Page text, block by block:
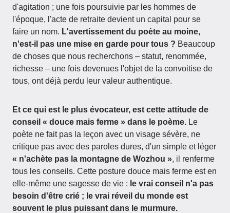
d'agitation ; une fois poursuivie par les hommes de
l'époque, l'acte de retraite devient un capital pour se
faire un nom. L'avertissement du poète au moine,
n'est-il pas une mise en garde pour tous ? Beaucoup
de choses que nous recherchons – statut, renommée,
richesse – une fois devenues l'objet de la convoitise de
tous, ont déjà perdu leur valeur authentique.
Et ce qui est le plus évocateur, est cette attitude de
conseil « douce mais ferme » dans le poème. Le
poète ne fait pas la leçon avec un visage sévère, ne
critique pas avec des paroles dures, d'un simple et léger
« n'achète pas la montagne de Wozhou », il renferme
tous les conseils. Cette posture douce mais ferme est en
elle-même une sagesse de vie : le vrai conseil n'a pas
besoin d'être crié ; le vrai réveil du monde est
souvent le plus puissant dans le murmure.